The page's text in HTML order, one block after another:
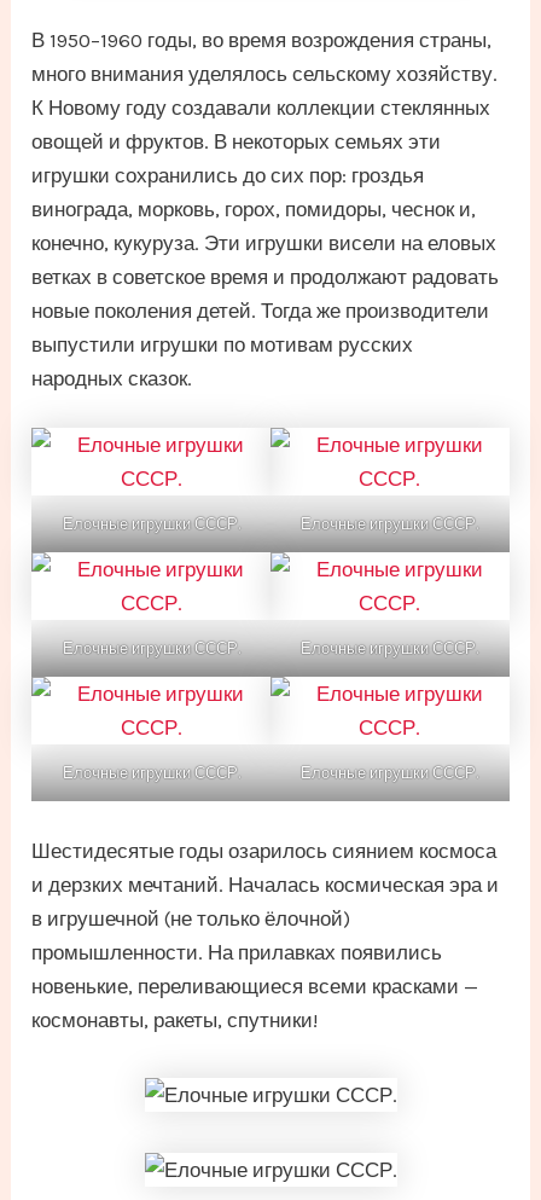
В 1950–1960 годы, во время возрождения страны,
много внимания уделялось сельскому хозяйству.
К Новому году создавали коллекции стеклянных
овощей и фруктов. В некоторых семьях эти
игрушки сохранились до сих пор: гроздья
винограда, морковь, горох, помидоры, чеснок и,
конечно, кукуруза. Эти игрушки висели на еловых
ветках в советское время и продолжают радовать
новые поколения детей. Тогда же производители
выпустили игрушки по мотивам русских
народных сказок.
Елочные игрушки СССР. Елочные игрушки СССР.
Елочные игрушки СССР. Елочные игрушки СССР.
Елочные игрушки СССР. Елочные игрушки СССР.
Шестидесятые годы озарилось сиянием космоса
и дерзких мечтаний. Началась космическая эра и
в игрушечной (не только ёлочной)
промышленности. На прилавках появились
новенькие, переливающиеся всеми красками —
космонавты, ракеты, спутники!